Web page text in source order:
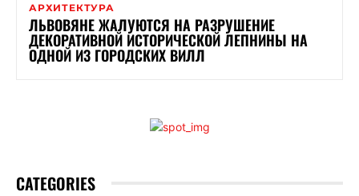
АРХИТЕКТУРА
ЛЬВОВЯНЕ ЖАЛУЮТСЯ НА РАЗРУШЕНИЕ
ДЕКОРАТИВНОЙ ИСТОРИЧЕСКОЙ ЛЕПНИНЫ НА
ОДНОЙ ИЗ ГОРОДСКИХ ВИЛЛ
CATEGORIES